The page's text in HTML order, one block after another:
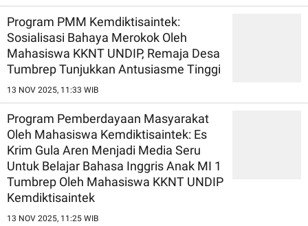
Program PMM Kemdiktisaintek:
Sosialisasi Bahaya Merokok Oleh
Mahasiswa KKNT UNDIP, Remaja Desa
Tumbrep Tunjukkan Antusiasme Tinggi
13 NOV 2025, 11:33 WIB
Program Pemberdayaan Masyarakat
Oleh Mahasiswa Kemdiktisaintek: Es
Krim Gula Aren Menjadi Media Seru
Untuk Belajar Bahasa Inggris Anak MI 1
Tumbrep Oleh Mahasiswa KKNT UNDIP
Kemdiktisaintek
13 NOV 2025, 11:25 WIB